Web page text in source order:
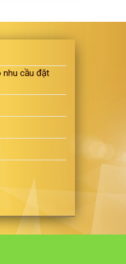
nhu cầu đặt